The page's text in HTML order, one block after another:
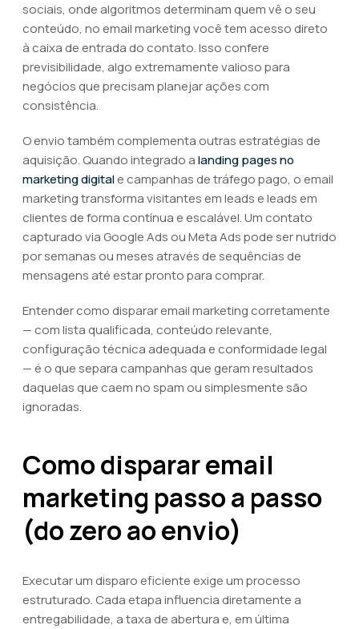
sociais, onde algoritmos determinam quem vê o seu
conteúdo, no email marketing você tem acesso direto
à caixa de entrada do contato. Isso confere
previsibilidade, algo extremamente valioso para
negócios que precisam planejar ações com
consistência.
O envio também complementa outras estratégias de
aquisição. Quando integrado alanding pages no
marketing digitale campanhas de tráfego pago, o email
marketing transforma visitantes em leads e leads em
clientes de forma contínua e escalável. Um contato
capturado via Google Ads ou Meta Ads pode ser nutrido
por semanas ou meses através de sequências de
mensagens até estar pronto para comprar.
Entender como disparar email marketing corretamente
— com lista qualificada, conteúdo relevante,
configuração técnica adequada e conformidade legal
— é o que separa campanhas que geram resultados
daquelas que caem no spam ou simplesmente são
ignoradas.
Como disparar email
marketing passo a passo
(do zero ao envio)
Executar um disparo eficiente exige um processo
estruturado. Cada etapa influencia diretamente a
entregabilidade, a taxa de abertura e, em última